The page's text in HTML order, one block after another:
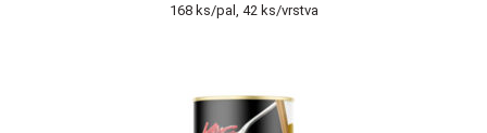
168 ks/pal, 42 ks/vrstva